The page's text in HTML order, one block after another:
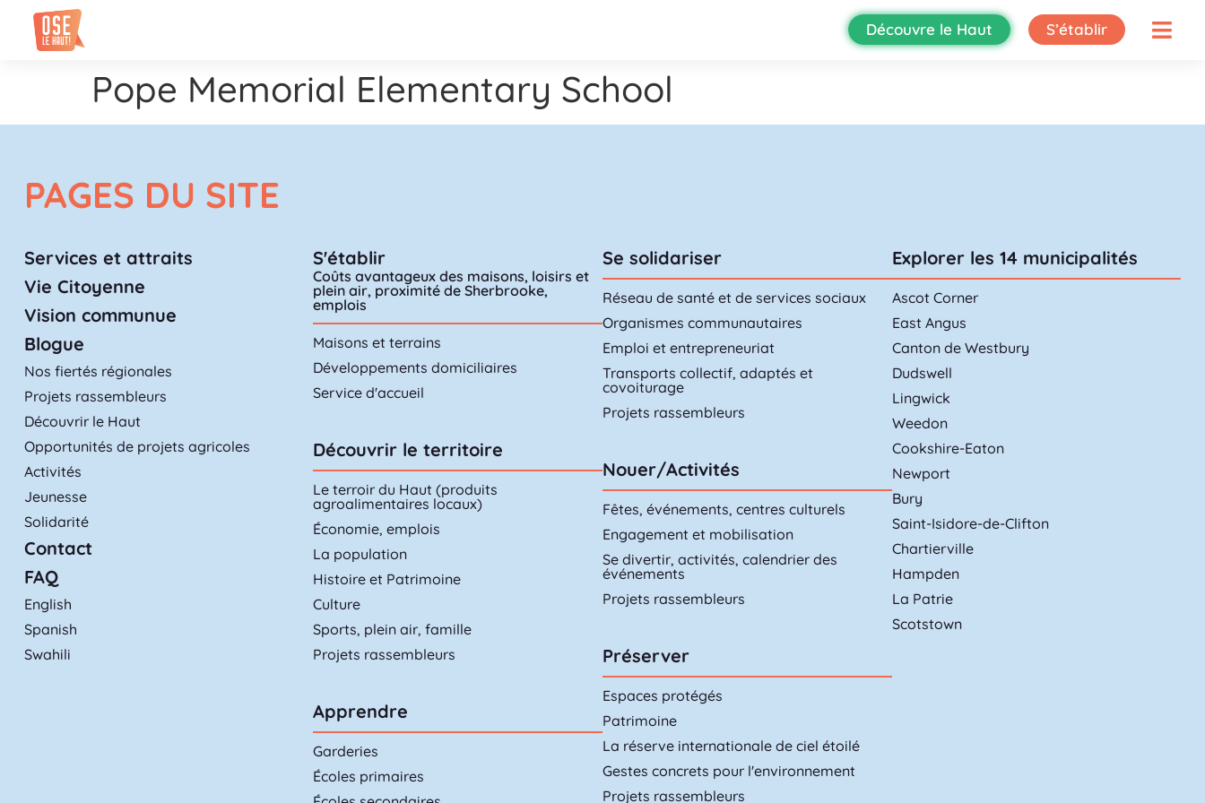
Découvre le Haut S’établir
Pope Memorial Elementary School
PAGES DU SITE
Services et attraits
Vie Citoyenne
Vision communue
Blogue
Nos fiertés régionales
Projets rassembleurs
Découvrir le Haut
Opportunités de projets agricoles
Activités
Jeunesse
Solidarité
Contact
FAQ
English
Spanish
Swahili
S'établir
Coûts avantageux des maisons, loisirs et
plein air, proximité de Sherbrooke,
emplois
Maisons et terrains
Développements domiciliaires
Service d'accueil
Découvrir le territoire
Le terroir du Haut (produits
agroalimentaires locaux)
Économie, emplois
La population
Histoire et Patrimoine
Culture
Sports, plein air, famille
Projets rassembleurs
Apprendre
Garderies
Écoles primaires
Se solidariser
Réseau de santé et de services sociaux
Organismes communautaires
Emploi et entrepreneuriat
Transports collectif, adaptés et
covoiturage
Projets rassembleurs
Nouer/Activités
Fêtes, événements, centres culturels
Engagement et mobilisation
Se divertir, activités, calendrier des
événements
Projets rassembleurs
Préserver
Espaces protégés
Patrimoine
La réserve internationale de ciel étoilé
Gestes concrets pour l'environnement
Projets rassembleurs
Explorer les 14 municipalités
Ascot Corner
East Angus
Canton de Westbury
Dudswell
Lingwick
Weedon
Cookshire-Eaton
Newport
Bury
Saint-Isidore-de-Clifton
Chartierville
Hampden
La Patrie
Scotstown